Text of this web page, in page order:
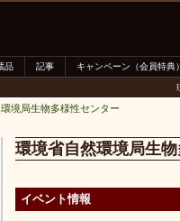
品 記事 キャンペーン（会員特典
境局生物多様性センター
環境省自然環境局生
イベント情報